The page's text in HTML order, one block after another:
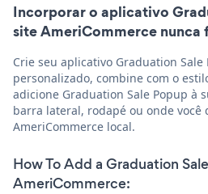
Incorporar o aplicativo
site AmeriCommerce
Crie seu aplicativo Graduation
personalizado, combine com o
adicione Graduation Sale Popup à
barra lateral, rodapé ou onde você
AmeriCommerce local.
How To Add a Graduation
AmeriCommerce: